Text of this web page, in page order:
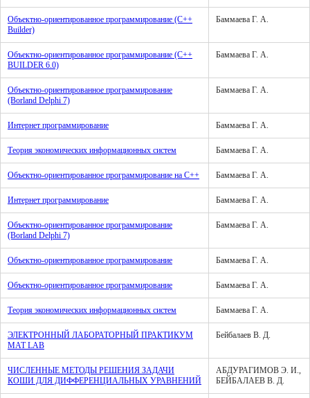
Объектно-ориентированное программирование (C++
Builder)
Баммаева Г. А.
Объектно-ориентированное программирование (С++
BUILDER 6.0)
Баммаева Г. А.
Объектно-ориентированное программирование
(Borland Delphi 7)
Баммаева Г. А.
Интернет программирование Баммаева Г. А.
Теория экономических информационных систем Баммаева Г. А.
Объектно-ориентированное программирование на С++ Баммаева Г. А.
Интернет программирование Баммаева Г. А.
Объектно-ориентированное программирование
(Borland Delphi 7)
Баммаева Г. А.
Объектно-ориентированное программирование Баммаева Г. А.
Объектно-ориентированное программирование Баммаева Г. А.
Теория экономических информационных систем Баммаева Г. А.
ЭЛЕКТРОННЫЙ ЛАБОРАТОРНЫЙ ПРАКТИКУМ
MAT LAB
Бейбалаев В. Д.
ЧИСЛЕННЫЕ МЕТОДЫ РЕШЕНИЯ ЗАДАЧИ
КОШИ ДЛЯ ДИФФЕРЕНЦИАЛЬНЫХ УРАВНЕНИЙ
АБДУРАГИМОВ Э. И.,
БЕЙБАЛАЕВ В. Д.